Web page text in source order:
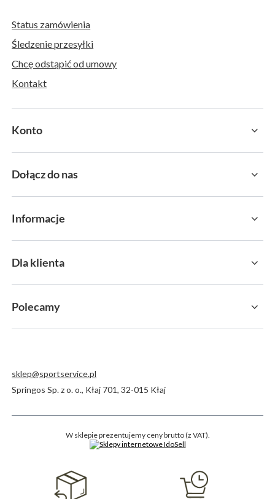
Status zamówienia
Śledzenie przesyłki
Chcę odstąpić od umowy
Kontakt
Konto
Dołącz do nas
Informacje
Dla klienta
Polecamy
sklep@sportservice.pl
Springos Sp. z o. o., Kłaj 701,32-015 Kłaj
W sklepie prezentujemy ceny brutto (z VAT).